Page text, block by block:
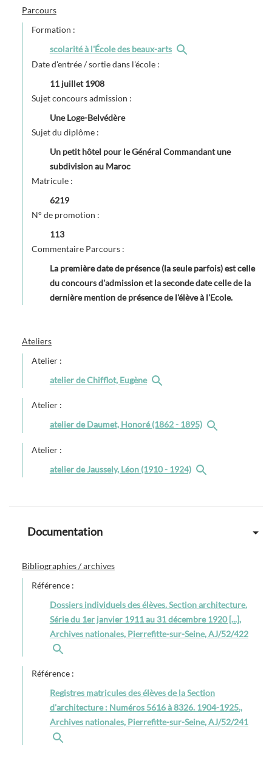
Parcours
Formation :
scolarité à l'École des beaux-arts
Date d'entrée / sortie dans l'école :
11 juillet 1908
Sujet concours admission :
Une Loge-Belvédère
Sujet du diplôme :
Un petit hôtel pour le Général Commandant une
subdivision au Maroc
Matricule :
6219
N° de promotion :
113
Commentaire Parcours :
La première date de présence (la seule parfois) est celle
du concours d'admission et la seconde date celle de la
dernière mention de présence de l'élève à l'Ecole.
Ateliers
Atelier :
atelier de Chifflot, Eugène
Atelier :
atelier de Daumet, Honoré (1862 - 1895)
Atelier :
atelier de Jaussely, Léon (1910 - 1924)
Documentation
Bibliographies / archives
Référence :
Dossiers individuels des élèves. Section architecture.
Série du 1er janvier 1911 au 31 décembre 1920 [...],
Archives nationales, Pierrefitte-sur-Seine, AJ/52/422
Référence :
Registres matricules des élèves de la Section
d'architecture : Numéros 5616 à 8326. 1904-1925.,
Archives nationales, Pierrefitte-sur-Seine, AJ/52/241